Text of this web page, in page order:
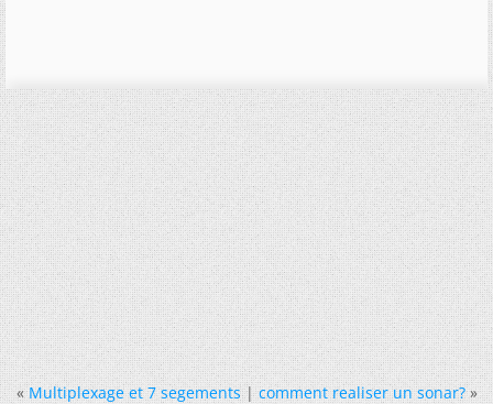
« Multiplexage et 7 segements|comment realiser un sonar? »